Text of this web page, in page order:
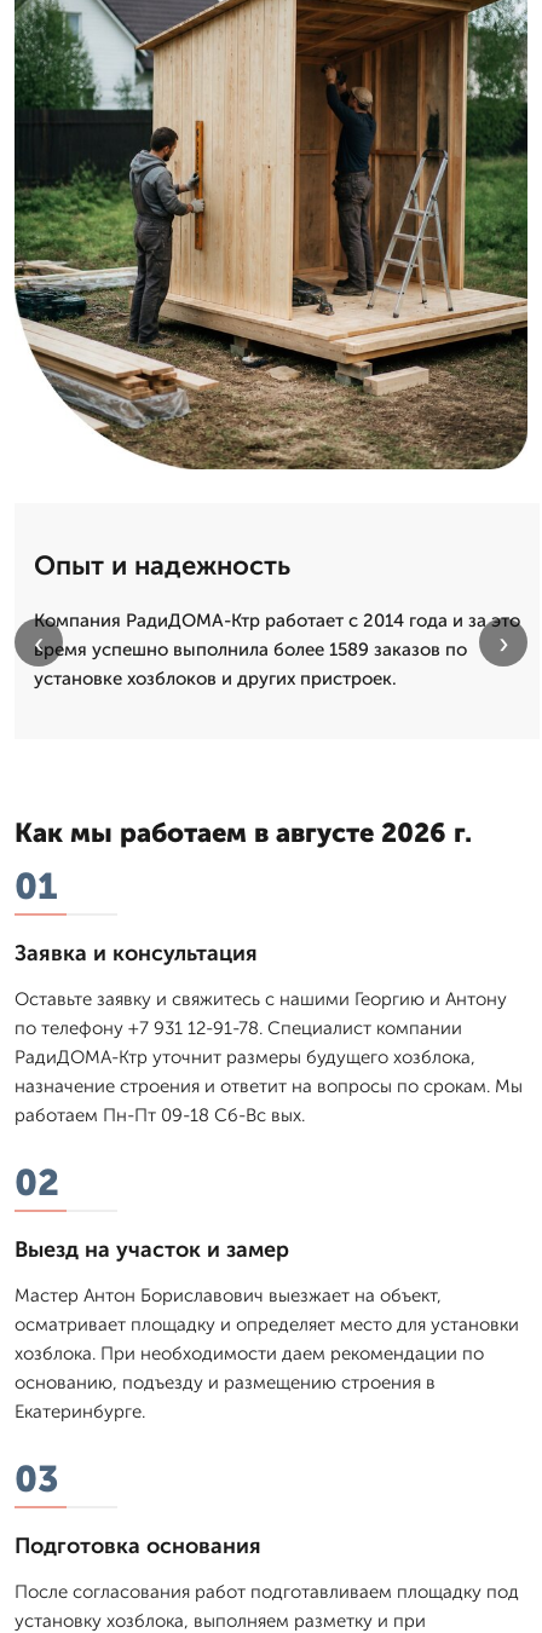
Опыт и надежность
Компания РадиДОМА-Ктр работает с 2014 года и за это
время успешно выполнила более 1589 заказов по
установке хозблоков и других пристроек.
‹ ›
Как мы работаем в августе 2026 г.
01
Заявка и консультация
Оставьте заявку и свяжитесь с нашими Георгию и Антону
по телефону +7 931 12-91-78. Специалист компании
РадиДОМА-Ктр уточнит размеры будущего хозблока,
назначение строения и ответит на вопросы по срокам. Мы
работаем Пн-Пт 09-18 Сб-Вс вых.
02
Выезд на участок и замер
Мастер Антон Бориславович выезжает на объект,
осматривает площадку и определяет место для установки
хозблока. При необходимости даем рекомендации по
основанию, подъезду и размещению строения в
Екатеринбурге.
03
Подготовка основания
После согласования работ подготавливаем площадку под
установку хозблока, выполняем разметку и при